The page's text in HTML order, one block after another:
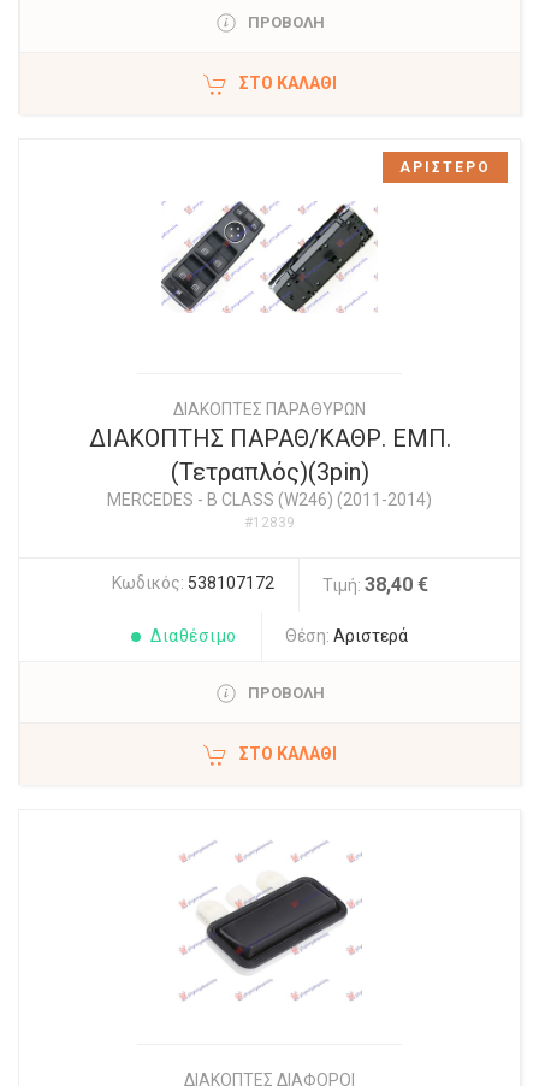
ΠΡΟΒΟΛΗ
ΣΤΟ ΚΑΛΆΘΙ
ΔΙΑΚΟΠΤΕΣ ΠΑΡΑΘΥΡΩΝ
ΔΙΑΚΟΠΤΗΣ ΠΑΡΑΘ/ΚΑΘΡ. ΕΜΠ.
(Τετραπλός)(3pin)
MERCEDES - B CLASS (W246) (2011-2014)
#12839
Κωδικός: 538107172 Τιμή: 38,40 €
Διαθέσιμο Θέση: Αριστερά
ΠΡΟΒΟΛΗ
ΣΤΟ ΚΑΛΆΘΙ
ΑΡΙΣΤΕΡΟ
ΔΙΑΚΟΠΤΕΣ ΔΙΑΦΟΡΟΙ